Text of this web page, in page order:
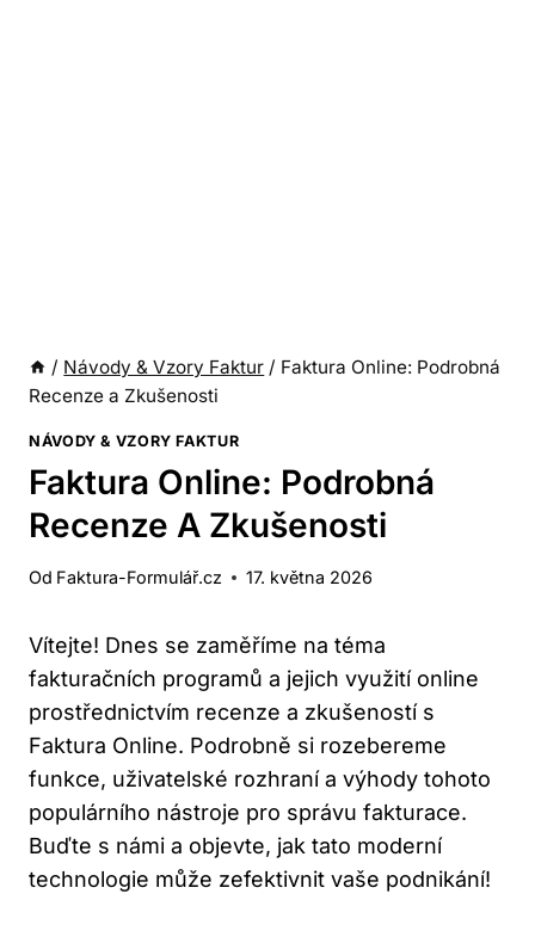
/ Návody & Vzory Faktur / Faktura Online: Podrobná
Recenze a Zkušenosti
NÁVODY & VZORY FAKTUR
Faktura Online: Podrobná
Recenze A Zkušenosti
Od Faktura-Formulář.cz 17. května 2026
Vítejte! Dnes se zaměříme na téma
fakturačních programů a jejich využití online
prostřednictvím recenze a zkušeností s
Faktura Online. Podrobně si rozebereme
funkce, uživatelské rozhraní a výhody tohoto
populárního nástroje pro správu fakturace.
Buďte s námi a objevte, jak tato moderní
technologie může zefektivnit vaše podnikání!